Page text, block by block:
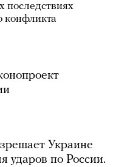
последствиях
конфликта
Украине
ударов по России.